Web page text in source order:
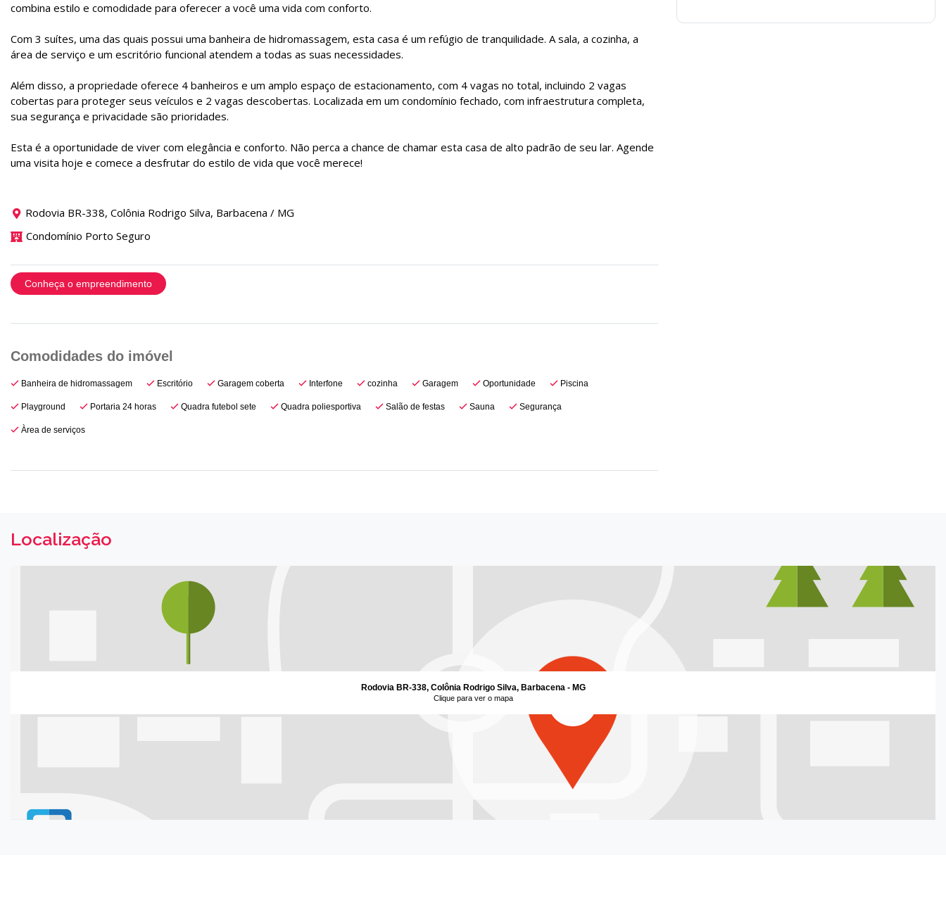
combina estilo e comodidade para oferecer a você uma vida com conforto.
Com 3 suítes, uma das quais possui uma banheira de hidromassagem, esta casa é um refúgio de tranquilidade. A sala, a cozinha, a
área de serviço e um escritório funcional atendem a todas as suas necessidades.
Além disso, a propriedade oferece 4 banheiros e um amplo espaço de estacionamento, com 4 vagas no total, incluindo 2 vagas
cobertas para proteger seus veículos e 2 vagas descobertas. Localizada em um condomínio fechado, com infraestrutura completa,
sua segurança e privacidade são prioridades.
Esta é a oportunidade de viver com elegância e conforto. Não perca a chance de chamar esta casa de alto padrão de seu lar. Agende
uma visita hoje e comece a desfrutar do estilo de vida que você merece!
Rodovia BR-338, Colônia Rodrigo Silva, Barbacena / MG
Condomínio Porto Seguro
Conheça o empreendimento
Banheira de hidromassagem Escritório Garagem coberta Interfone cozinha Garagem Oportunidade Piscina
Playground Portaria 24 horas Quadra futebol sete Quadra poliesportiva Salão de festas Sauna Segurança
Àrea de serviços
Localização
Rodovia BR-338, Colônia Rodrigo Silva, Barbacena - MG
Clique para ver o mapa